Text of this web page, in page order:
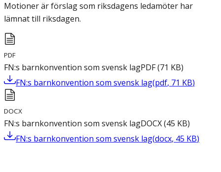
Motioner är förslag som riksdagens ledamöter har
lämnat till riksdagen.
PDF
FN:s barnkonvention som svensk lagPDF(71 KB)
FN:s barnkonvention som svensk lag(pdf, 71 KB)
DOCX
FN:s barnkonvention som svensk lagDOCX(45 KB)
FN:s barnkonvention som svensk lag(docx, 45 KB)